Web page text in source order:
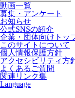
動画一覧
募集・アンケート
お知らせ
公式SNSの紹介
企業・団体向けトッ
このサイトについて
個人情報保護方針
アクセシビリティ方
よくあるご質問
関連リンク集
Language